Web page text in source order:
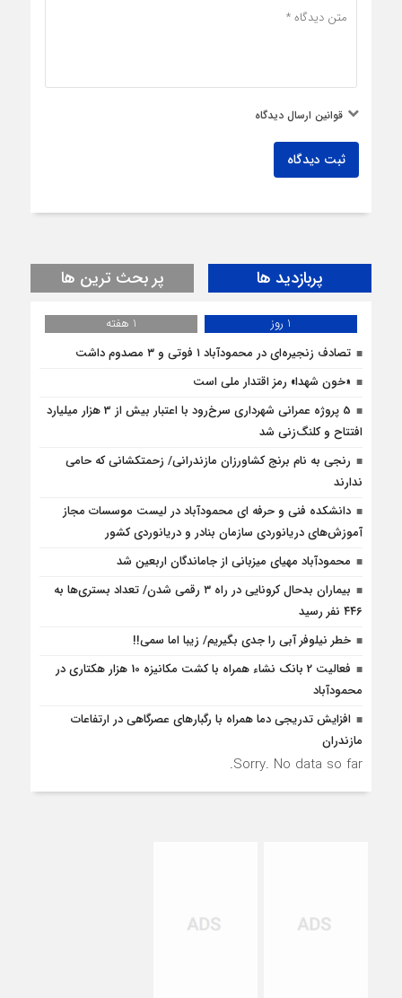
قوانین ارسال دیدگاه
ثبت دیدگاه
پربازدید ها پر بحث ترین ها
1 روز
1 هفته
تصادف زنجیره‌ای در محمودآباد ۱ فوتی و ۳ مصدوم داشت
«خون شهدا» رمز اقتدار ملی است
5 پروژه‌ عمرانی شهرداری سرخ‌رود با اعتبار بیش از 3 هزار میلیارد
افتتاح و کلنگ‌زنی شد
رنجی به نام برنج کشاورزان مازندرانی/ زحمتکشانی که حامی
ندارند
دانشکده فنی و حرفه ای محمودآباد در لیست موسسات مجاز
آموزش‌های دریانوردی سازمان بنادر و دریانوردی کشور
محمودآباد مهیای میزبانی از جاماندگان اربعین شد
بیماران بدحال کرونایی در راه ۳ رقمی شدن/ تعداد بستری‌ها به
۴۴۶ نفر رسید
خطر نیلوفر آبی را جدی بگیریم/ زیبا اما سمی!!
فعالیت 2 بانک نشاء همراه با کشت مکانیزه 10 هزار هکتاری در
محمودآباد
افزایش تدریجی دما همراه با رگبارهای عصرگاهی در ارتفاعات
مازندران
Sorry. No data so far.